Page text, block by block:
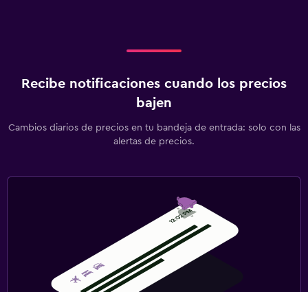
Recibe notificaciones cuando los precios
bajen
Cambios diarios de precios en tu bandeja de entrada: solo con las
alertas de precios.